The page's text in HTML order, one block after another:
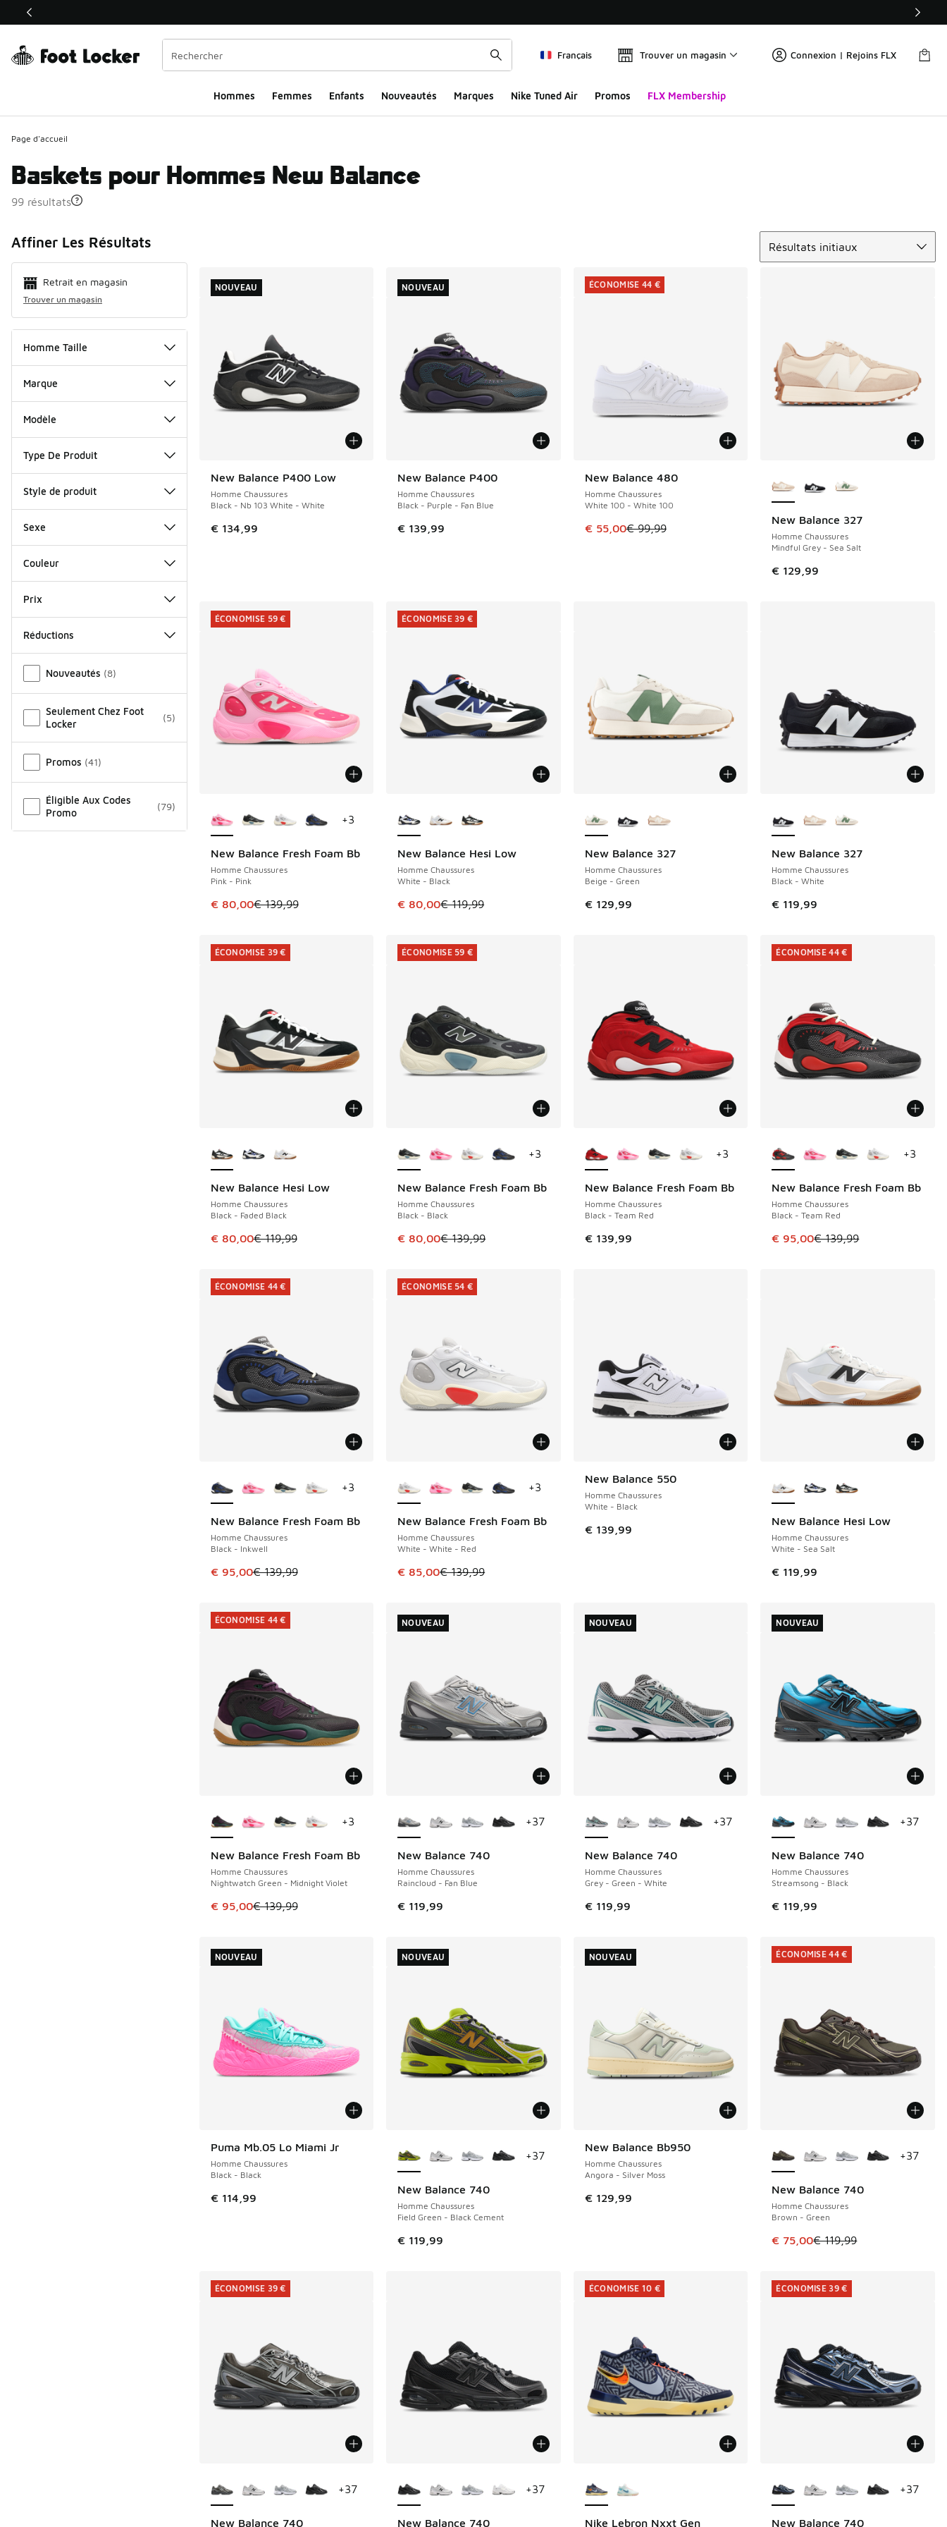
Ce lien ouvrira une nouvelle fenêtre
Français Trouver un magasin Connexion | Rejoins FLX
Hommes​ Femmes Enfants Nouveautés Marques Nike Tuned Air Promos FLX Membership
Page d'accueil
Baskets pour Hommes New Balance
99 résultats
Affiner Les Résultats
Retrait en magasin
Trouver un magasin
Homme Taille
Marque
Modèle
Type De Produit
Style de produit
Sexe
Couleur
Prix
Réductions
Nouveautés (8)
Seulement Chez Foot
Locker
(5)
Promos (41)
Éligible Aux Codes
Promo
(79)
Résultats initiaux
New Balance P400 Low
Homme Chaussures
Black - Nb 103 White - White
€ 134,99
NOUVEAU
NOUVEAU
New Balance P400
Homme Chaussures
Black - Purple - Fan Blue
€ 139,99
NOUVEAU
NOUVEAU
New Balance 480
Homme Chaussures
White 100 - White 100
Cet article est en promotion. Prix en baisse de € 99,99 à € 55,00
€ 55,00€ 99,99
ÉCONOMISE 44 €
ÉCONOMISE 44 €
New Balance 327
Homme Chaussures
Mindful Grey - Sea Salt
€ 129,99
New Balance Fresh Foam Bb
Homme Chaussures
Pink - Pink
Cet article est en promotion. Prix en baisse de € 139,99 à € 80,00
€ 80,00€ 139,99
ÉCONOMISE 59 €
+3
ÉCONOMISE 59 €
New Balance Hesi Low
Homme Chaussures
White - Black
Cet article est en promotion. Prix en baisse de € 119,99 à € 80,00
€ 80,00€ 119,99
ÉCONOMISE 39 €
ÉCONOMISE 39 €
New Balance 327
Homme Chaussures
Beige - Green
€ 129,99
New Balance 327
Homme Chaussures
Black - White
€ 119,99
New Balance Hesi Low
Homme Chaussures
Black - Faded Black
Cet article est en promotion. Prix en baisse de € 119,99 à € 80,00
€ 80,00€ 119,99
ÉCONOMISE 39 €
ÉCONOMISE 39 €
New Balance Fresh Foam Bb
Homme Chaussures
Black - Black
Cet article est en promotion. Prix en baisse de € 139,99 à € 80,00
€ 80,00€ 139,99
ÉCONOMISE 59 €
+3
ÉCONOMISE 59 €
New Balance Fresh Foam Bb
Homme Chaussures
Black - Team Red
€ 139,99
+3
New Balance Fresh Foam Bb
Homme Chaussures
Black - Team Red
Cet article est en promotion.
€ 95,00€ 139,99
ÉCONOMISE 44 €
+3
ÉCONOMISE 44 €
New Balance Fresh Foam Bb
Homme Chaussures
Black - Inkwell
Cet article est en promotion. Prix en baisse de € 139,99 à € 95,00
€ 95,00€ 139,99
ÉCONOMISE 44 €
+3
ÉCONOMISE 44 €
New Balance Fresh Foam Bb
Homme Chaussures
White - White - Red
Cet article est en promotion. Prix en baisse de € 139,99 à € 85,00
€ 85,00€ 139,99
ÉCONOMISE 54 €
+3
ÉCONOMISE 54 €
New Balance 550
Homme Chaussures
White - Black
€ 139,99
New Balance Hesi Low
Homme Chaussures
White - Sea Salt
€ 119,99
New Balance Fresh Foam Bb
Homme Chaussures
Nightwatch Green - Midnight Violet
Cet article est en promotion. Prix en baisse de € 139,99 à € 95,00
€ 95,00€ 139,99
ÉCONOMISE 44 €
+3
ÉCONOMISE 44 €
New Balance 740
Homme Chaussures
Raincloud - Fan Blue
€ 119,99
NOUVEAU
+37
NOUVEAU
New Balance 740
Homme Chaussures
Grey - Green - White
€ 119,99
NOUVEAU
+37
NOUVEAU
New Balance 740
Homme Chaussures
Streamsong - Black
€ 119,99
NOUVEAU
+37
NOUVEAU
Puma Mb.05 Lo Miami Jr
Homme Chaussures
Black - Black
€ 114,99
NOUVEAU
NOUVEAU
New Balance 740
Homme Chaussures
Field Green - Black Cement
€ 119,99
NOUVEAU
+37
NOUVEAU
New Balance Bb950
Homme Chaussures
Angora - Silver Moss
€ 129,99
NOUVEAU
NOUVEAU
New Balance 740
Homme Chaussures
Brown - Green
Cet article est en promotion.
€ 75,00€ 119,99
ÉCONOMISE 44 €
+37
ÉCONOMISE 44 €
New Balance 740
+37
ÉCONOMISE 39 €
New Balance 740
+37
Nike Lebron Nxxt Gen
ÉCONOMISE 10 €
New Balance 740
+37
ÉCONOMISE 39 €